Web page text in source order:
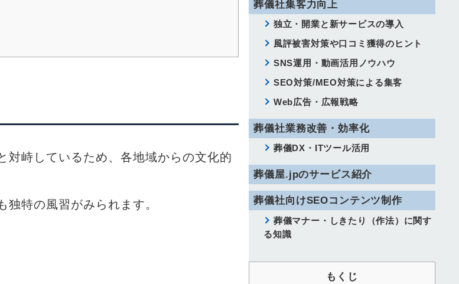
対峙しているため、各地域からの文化的
特の風習がみられます。
葬儀社集客力向上
独立・開業と新サービスの導入
風評被害対策や口コミ獲得のヒント
SNS運用・動画活用ノウハウ
SEO対策/MEO対策による集客
Web広告・広報戦略
葬儀社業務改善・効率化
葬儀DX・ITツール活用
葬儀屋.jpのサービス紹介
葬儀社向けSEOコンテンツ制作
葬儀マナー・しきたり（作法）に関す
る知識
もくじ